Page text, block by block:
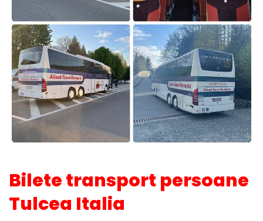
Bilete transport persoane
Tulcea Italia